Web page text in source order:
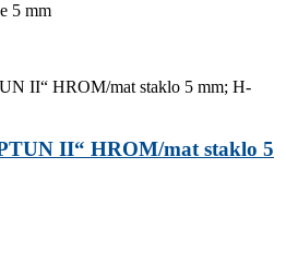
5 mm
II“ HROM/mat staklo 5